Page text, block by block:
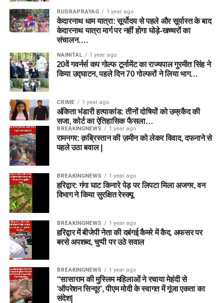
RUDRAPRAYAG 1 year ago
केदारनाथ धाम यात्रा: सूर्योदय से पहले और सूर्यास्त के बाद
केदारनाथ यात्रा मार्ग पर नहीं होगा घोड़े-खच्चरों का
संचालन….
NAINITAL 1 year ago
20वें गवर्नर्स कप गोल्फ टूर्नामेंट का राज्यपाल गुरमीत सिंह ने
किया उद्घाटन, पहले दिन 70 गोल्फरों ने लिया भाग…
CRIME 1 year ago
अंकिता भंडारी हत्याकांड: तीनों दोषियों को उम्रकैद की
सजा, कोर्ट का ऐतिहासिक फैसला…
BREAKINGNEWS 1 year ago
रामनगर: क़ब्रिस्तान की ज़मीन को लेकर विवाद, दफनाने से
पहले उठा बवाल |
BREAKINGNEWS 1 year ago
हरिद्वार: गंगा घाट किनारे पेड़ पर लिपटा मिला अजगर, वन
विभाग ने किया सुरक्षित रेस्क्यू
BREAKINGNEWS 1 year ago
हरिद्वार में बीजेपी नेता की दबंगई कैमरे में कैद, अफसर पर
बरसे अपशब्द, चुप्पी पर उठे सवाल
BREAKINGNEWS 1 year ago
“सासाराम की मुस्लिम महिलाओं ने रचाया मेहंदी से
‘ऑपरेशन सिन्दूर’, पीएम मोदी के स्वागत में गूंजा एकता का
संदेश|